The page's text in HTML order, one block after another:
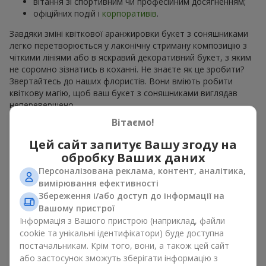
офіційних подій і корпоративів.
Завдяки зміні квіткової аранжировки букет з соняшниками
легко перетворюється у лаконічну стриману композицію з
чіткими лініями або в яскравий декоративний букет, з яким
не соромно зізнатись в коханні. Не знаєте як це зробити?
Звертайтесь до наших флористів. Вони вміють робити
квіткову магію, щоб ваш букет з соняшниками виглядав
неперевершено.
Види букетів з соняшниками
Асортимент Flowers.uaдозволяє вибрати букети з
соняшниками у різних стилях. На наших сторінках ви можете
знайти:
моно букети з 7, 9 або 11 квітів;
ніжні композиції доповненні сезонними рослинами;
витончені поєднання з класичними трояндами;
яскраві букети з паростками ніжної зелені.
Єдиний нюанс, соняшники — це сезонні квіти, які доступні
Вітаємо!
Цей сайт запитує Вашу згоду на
обробку Ваших даних
Персоналізована реклама, контент, аналітика,
вимірювання ефективності
Збереження і/або доступ до інформації на
Вашому пристрої
Інформація з Вашого пристрою (наприклад, файли
cookie та унікальні ідентифікатори) буде доступна
постачальникам. Крім того, вони, а також цей сайт
або застосунок зможуть зберігати інформацію з